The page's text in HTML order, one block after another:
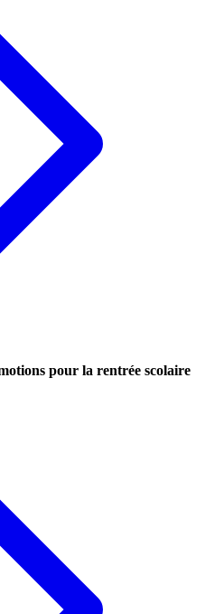
pour la rentrée scolaire